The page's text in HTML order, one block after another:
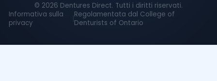
© 2026 Dentures Direct. Tutti i diritti riservati.
Informativa sulla
privacy
|Regolamentata dal College of
Denturists of Ontario